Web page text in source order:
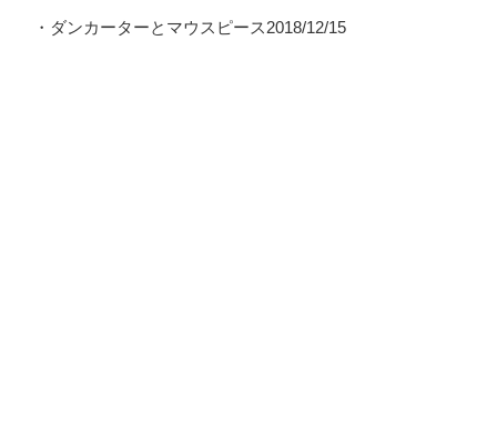
・ダンカーターとマウスピース2018/12/15